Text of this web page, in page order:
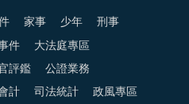
家事 少年 刑事
件 大法庭專區
評鑑 公證業務
計 司法統計 政風專區